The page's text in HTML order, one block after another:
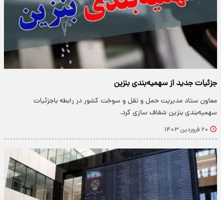
جزئیات جدید از سهمیه‌بندی بنزین
معاون ستاد مدیریت حمل و نقل و سوخت کشور در رابطه باجزئیات
سهمیه‌بندی بنزین شفاف سازی کرد.
۲۰ فروردین ۱۴۰۳